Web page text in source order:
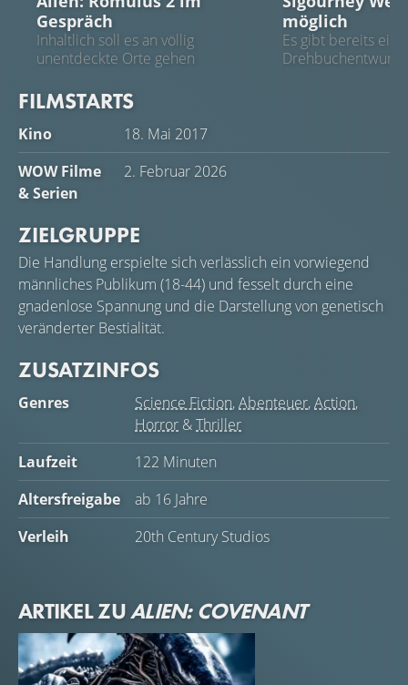
Gespräch
Inhaltlich soll es an völlig
unentdeckte Orte gehen
möglich
Es gibt bereits
Drehbuchentwurf
FILMSTARTS
Kino
18. Mai 2017
WOW Filme
& Serien
2. Februar 2026
ZIELGRUPPE
Die Handlung erspielte sich verlässlich ein vorwiegend
männliches Publikum (18-44) und fesselt durch eine
gnadenlose Spannung und die Darstellung von genetisch
veränderter Bestialität.
ZUSATZINFOS
Genres Science Fiction,Abenteuer,Action,
Horror &Thriller
Laufzeit
122 Minuten
Altersfreigabe
ab 16 Jahre
Verleih
20th Century Studios
ARTIKEL ZUALIEN: COVENANT